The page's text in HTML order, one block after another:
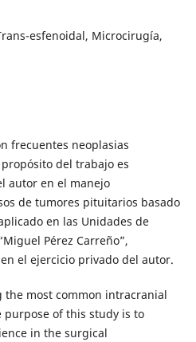
esfenoidal, Microcirugía,
frecuentes neoplasias
del trabajo es
autor en el manejo
de tumores pituitarios basado
en las Unidades de
Pérez Carreño”,
el ejercicio privado del autor.
the most common intracranial
purpose of this study is to
in the surgical